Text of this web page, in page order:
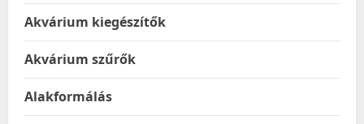
Akvárium kiegészítők
Akvárium szűrők
Alakformálás